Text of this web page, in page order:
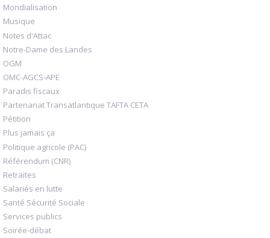
Mondialisation
Musique
Notes d'Attac
Notre-Dame des Landes
OGM
OMC-AGCS-APE
Paradis fiscaux
Partenariat Transatlantique TAFTA CETA
Pétition
Plus jamais ça
Politique agricole (PAC)
Référendum (CNR)
Retraites
Salariés en lutte
Santé Sécurité Sociale
Services publics
Soirée-débat